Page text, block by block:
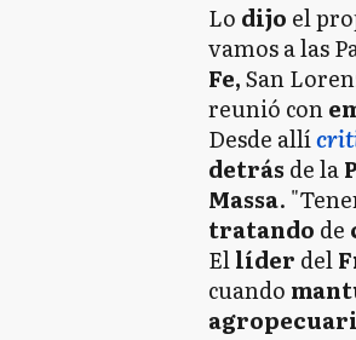
Lo dijo el
vamos a las
Fe,San
reunió con
Desde allí
detrás de la
Massa.
tratando de
Ellíder del
cuando